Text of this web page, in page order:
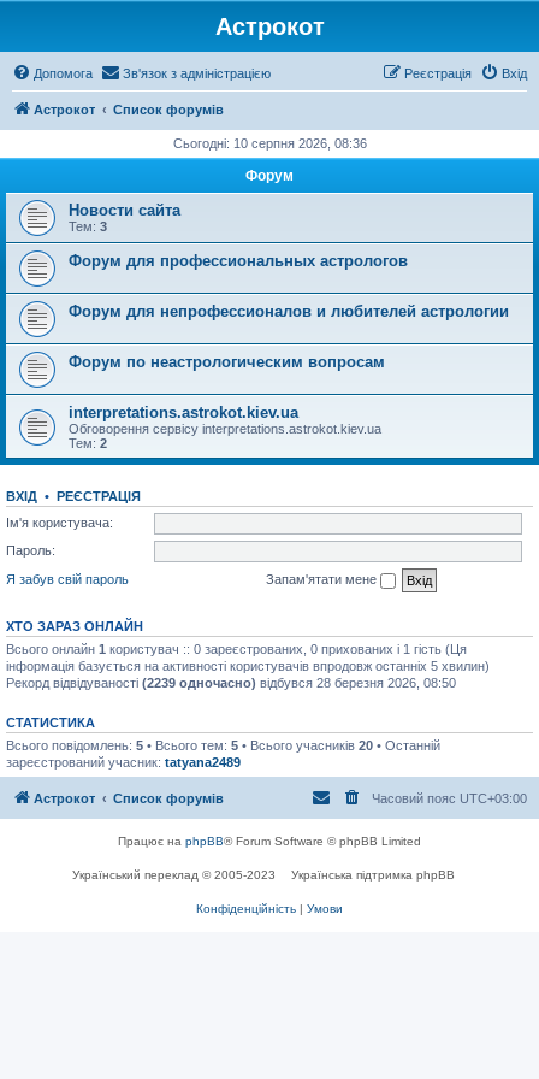
Астрокот
Допомога Зв'язок з адміністрацією Вхід
Реєстрація
Астрокот Список форумів
Сьогодні: 10 серпня 2026, 08:36
Форум
Новости сайта
Тем: 3
Форум для профессиональных астрологов
Форум для непрофессионалов и любителей астрологии
Форум по неастрологическим вопросам
interpretations.astrokot.kiev.ua
Обговорення сервісу interpretations.astrokot.kiev.ua
Тем: 2
ВХІД • РЕЄСТРАЦІЯ
Ім'я користувача:
Пароль:
Я забув свій пароль
Запам'ятати мене
ХТО ЗАРАЗ ОНЛАЙН
Всього онлайн 1 користувач :: 0 зареєстрованих, 0 прихованих і 1 гість (Ця
інформація базується на активності користувачів впродовж останніх 5 хвилин)
Рекорд відвідуваності (2239 одночасно) відбувся 28 березня 2026, 08:50
СТАТИСТИКА
Всього повідомлень: 5 • Всього тем: 5 • Всього учасників 20 • Останній
зареєстрований учасник: tatyana2489
Астрокот Список форумів Часовий пояс UTC+03:00
Працює на phpBB® Forum Software © phpBB Limited
Український переклад © 2005-2023 Українська підтримка phpBB
Конфіденційність | Умови